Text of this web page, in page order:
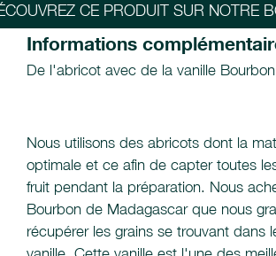
CE PRODUIT SUR NOTRE
Informations
De l'abricot avec de la vanille
Nous utilisons des abricots dont la
optimale et ce afin de capter toutes
fruit pendant la préparation. Nous
Bourbon de Madagascar que nous
récupérer les grains se trouvant dans